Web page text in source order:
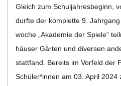
E
-
G
Gleich zum Schul­jah­res­be­ginn,
durfte der kom­plette 9.
wo­che „Aka­de­mie der Spiele“
häu­ser Gär­ten und diver­sen
statt­fand. Bereits im Vor­feld der
Schüler*innen am 03. April